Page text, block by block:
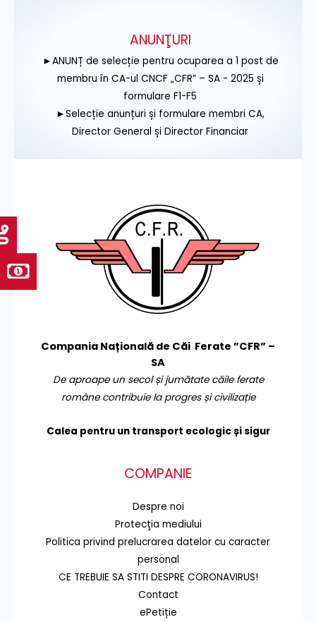
ANUNŢURI
►ANUNȚ de selecție pentru ocuparea a 1 post de
membru în CA-ul CNCF „CFR” – SA - 2025 și
formulare F1-F5
►Selecție anunțuri și formulare membri CA,
Director General și Director Financiar
Compania Națională de Căi Ferate ”CFR” –
SA
De aproape un secol și jumătate căile ferate
române contribuie la progres și civilizație
Calea pentru un transport ecologic și sigur
COMPANIE
Despre noi
Protecţia mediului
Politica privind prelucrarea datelor cu caracter
personal
CE TREBUIE SA STITI DESPRE CORONAVIRUS!
Contact
ePetiție